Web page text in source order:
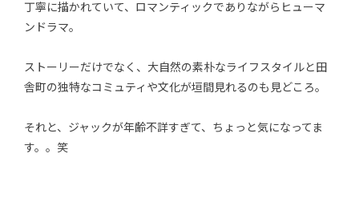
丁寧に描かれていて、ロマンティックでありながらヒューマ
ンドラマ。
ストーリーだけでなく、大自然の素朴なライフスタイルと田
舎町の独特なコミュティや文化が垣間見れるのも見どころ。
それと、ジャックが年齢不詳すぎて、ちょっと気になってま
す。。笑